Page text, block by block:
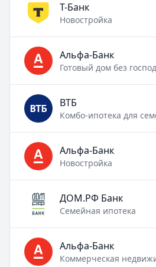
Т-Банк
Новостройка
Альфа-Банк
Готовый дом без
ВТБ
Комбо-ипотека для
Альфа-Банк
Новостройка
ДОМ.РФ Банк
Семейная ипотека
Альфа-Банк
Коммерческая